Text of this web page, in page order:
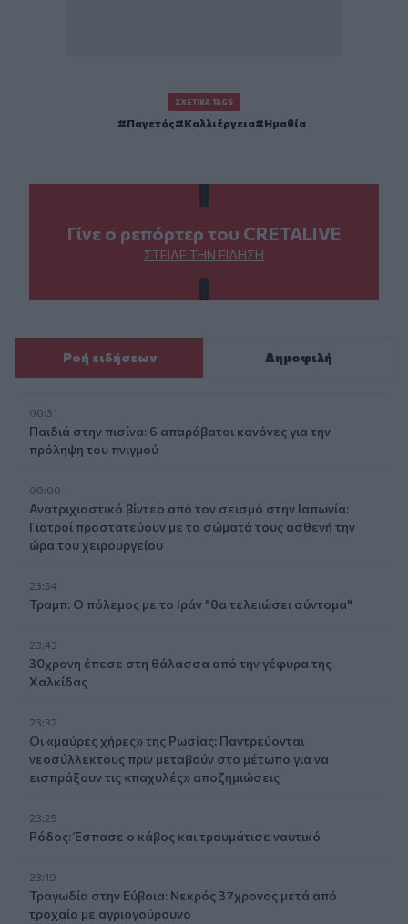
ΣΧΕΤΙΚΆ TAGS
Παγετός Καλλιέργεια Ημαθία
Γίνε ο ρεπόρτερ του CRETALIVE
ΣΤΕΊΛΕ ΤΗΝ ΕΊΔΗΣΗ
Ροή ειδήσεων Δημοφιλή
00:31
Παιδιά στην πισίνα: 6 απαράβατοι κανόνες για την
πρόληψη του πνιγμού
00:00
Ανατριχιαστικό βίντεο από τον σεισμό στην Ιαπωνία:
Γιατροί προστατεύουν με τα σώματά τους ασθενή την
ώρα του χειρουργείου
23:54
Τραμπ: Ο πόλεμος με το Ιράν "θα τελειώσει σύντομα"
23:43
30χρονη έπεσε στη θάλασσα από την γέφυρα της
Χαλκίδας
23:32
Οι «μαύρες χήρες» της Ρωσίας: Παντρεύονται
νεοσύλλεκτους πριν μεταβούν στο μέτωπο για να
εισπράξουν τις «παχυλές» αποζημιώσεις
23:25
Ρόδος: Έσπασε ο κάβος και τραυμάτισε ναυτικό
23:19
Τραγωδία στην Εύβοια: Νεκρός 37χρονος μετά από
τροχαίο με αγριογούρουνο